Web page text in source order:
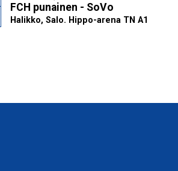
FCH punainen - SoVo
Halikko, Salo. Hippo-arena TN A1